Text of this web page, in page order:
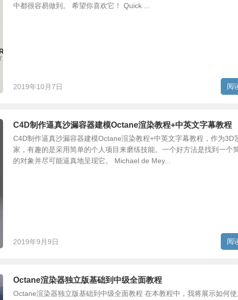
中都很容易做到。 希望你喜欢它！ Quick ...
2019年10月7日 阅
C4D制作逼真沙漏容器建模Octane渲染教程+中英文字幕教程
C4D制作逼真沙漏容器建模Octane渲染教程+中英文字幕教程，作为3D
家，有趣的是采用简单的个人项目来磨练技能。一个好方法是找到一个
的对象并尽可能逼真地呈现它。 Michael de Mey...
2019年9月9日 阅
Octane渲染器独立版基础到中级全面教程
Octane渲染器独立版基础到中级全面教程 在本教程中，我将展示如何使